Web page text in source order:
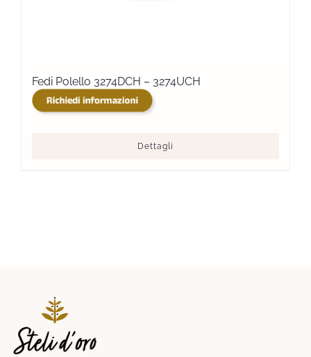
Fedi Polello 3274DCH – 3274UCH
Dettagli